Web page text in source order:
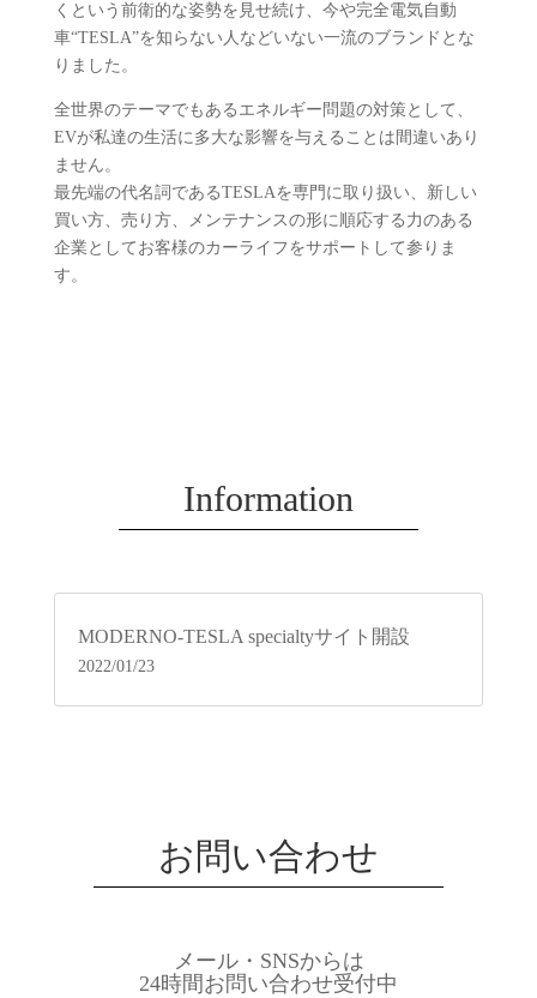
くという前衛的な姿勢を見せ続け、今や完全電気自動
車“TESLA”を知らない人などいない一流のブランドとな
りました。
全世界のテーマでもあるエネルギー問題の対策として、
EVが私達の生活に多大な影響を与えることは間違いあり
ません。
最先端の代名詞であるTESLAを専門に取り扱い、新しい
買い方、売り方、メンテナンスの形に順応する力のある
企業としてお客様のカーライフをサポートして参りま
す。
Information
MODERNO-TESLA specialtyサイト開設
2022/01/23
お問い合わせ
メール・SNSからは
24時間お問い合わせ受付中